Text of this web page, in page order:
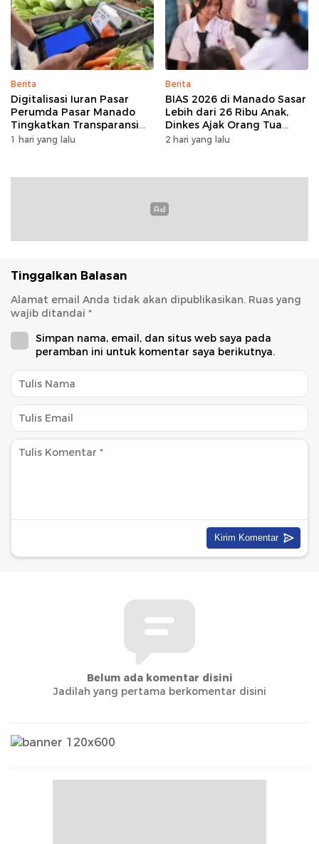
Berita
Digitalisasi Iuran Pasar
Perumda Pasar Manado
Tingkatkan Transparansi
dan Tata Kelola Keuangan
1 hari yang lalu
Berita
BIAS 2026 di Manado Sasar
Lebih dari 26 Ribu Anak,
Dinkes Ajak Orang Tua
Dukung Imunisasi
2 hari yang lalu
Tinggalkan Balasan
Alamat email Anda tidak akan dipublikasikan. Ruas yang
wajib ditandai *
Simpan nama, email, dan situs web saya pada
peramban ini untuk komentar saya berikutnya.
Belum ada komentar disini
Jadilah yang pertama berkomentar disini